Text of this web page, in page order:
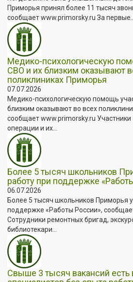
Приморья принял более 11 тысяч
сообщает www.primorsky.ru За первые...
Медико-психологическую
СВО и их близким оказывают
поликлиниках Приморья
07.07.2026
Медико-психологическую помощь
близким оказывают во всех
сообщает www.primorsky.ru
операции и их...
Более 5 тысяч школьников
работу при поддержке
06.07.2026
Более 5 тысяч школьников Приморья
поддержке «Работы России»,
Сотрудники ремонтных бригад,
библиотекари...
Свыше 3 тысяч вакансий